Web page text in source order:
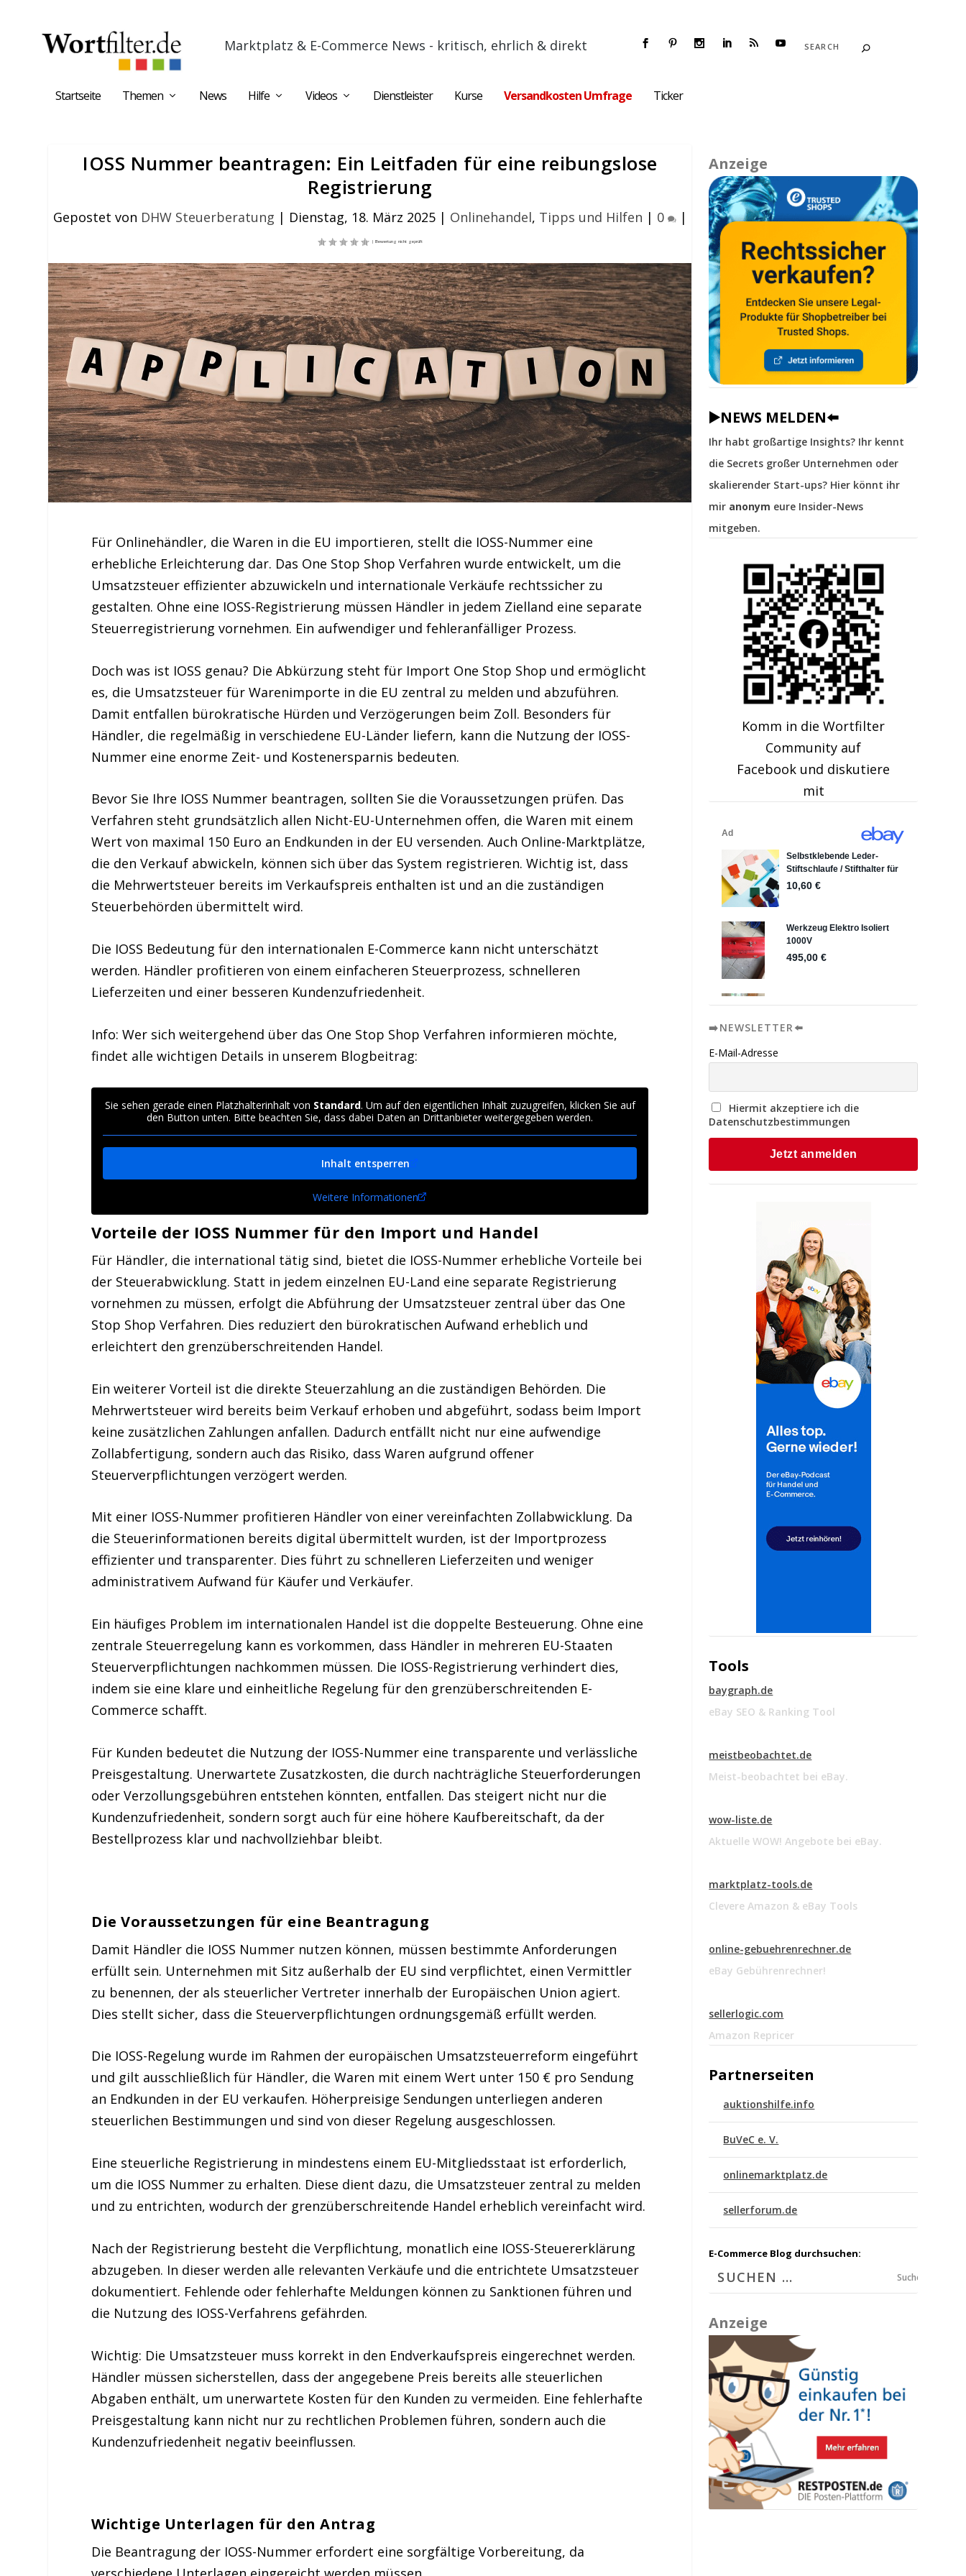
Marktplatz & E-Commerce News - kritisch, ehrlich & direkt
Startseite Themen News Hilfe Videos Dienstleister Kurse Versandkosten Umfrage Ticker
IOSS Nummer beantragen: Ein Leitfaden für eine reibungslose
Registrierung
Gepostet von DHW Steuerberatung | Dienstag, 18. März 2025| Onlinehandel, Tipps und Hilfen | 0 |
Für Onlinehändler, die Waren in die EU importieren, stellt die IOSS-Nummer eine
erhebliche Erleichterung dar. Das One Stop Shop Verfahren wurde entwickelt, um die
Umsatzsteuer effizienter abzuwickeln und internationale Verkäufe rechtssicher zu
gestalten. Ohne eine IOSS-Registrierung müssen Händler in jedem Zielland eine separate
Steuerregistrierung vornehmen. Ein aufwendiger und fehleranfälliger Prozess.
Doch was ist IOSS genau? Die Abkürzung steht für Import One Stop Shop und ermöglicht
es, die Umsatzsteuer für Warenimporte in die EU zentral zu melden und abzuführen.
Damit entfallen bürokratische Hürden und Verzögerungen beim Zoll. Besonders für
Händler, die regelmäßig in verschiedene EU-Länder liefern, kann die Nutzung der IOSS-
Nummer eine enorme Zeit- und Kostenersparnis bedeuten.
Bevor Sie Ihre IOSS Nummer beantragen, sollten Sie die Voraussetzungen prüfen. Das
Verfahren steht grundsätzlich allen Nicht-EU-Unternehmen offen, die Waren mit einem
Wert von maximal 150 Euro an Endkunden in der EU versenden. Auch Online-Marktplätze,
die den Verkauf abwickeln, können sich über das System registrieren. Wichtig ist, dass
die Mehrwertsteuer bereits im Verkaufspreis enthalten ist und an die zuständigen
Steuerbehörden übermittelt wird.
Die IOSS Bedeutung für den internationalen E-Commerce kann nicht unterschätzt
werden. Händler profitieren von einem einfacheren Steuerprozess, schnelleren
Lieferzeiten und einer besseren Kundenzufriedenheit.
Info: Wer sich weitergehend über das One Stop Shop Verfahren informieren möchte,
findet alle wichtigen Details in unserem Blogbeitrag:
Sie sehen gerade einen Platzhalterinhalt von Standard. Um auf den eigentlichen Inhalt zuzugreifen, klicken Sie auf
den Button unten. Bitte beachten Sie, dass dabei Daten an Drittanbieter weitergegeben werden.
Inhalt entsperren
Weitere Informationen
Vorteile der IOSS Nummer für den Import und Handel
Für Händler, die international tätig sind, bietet die IOSS-Nummer erhebliche Vorteile bei
der Steuerabwicklung. Statt in jedem einzelnen EU-Land eine separate Registrierung
vornehmen zu müssen, erfolgt dieAbführung der Umsatzsteuer zentral über das One
Stop Shop Verfahren. Dies reduziert den bürokratischen Aufwand erheblich und
erleichtert den grenzüberschreitenden Handel.
Ein weiterer Vorteil ist die direkte Steuerzahlung an die zuständigen Behörden. Die
Mehrwertsteuer wird bereits beim Verkauf erhoben und abgeführt, sodass beim Import
keine zusätzlichen Zahlungen anfallen. Dadurch entfällt nicht nur eine aufwendige
Zollabfertigung, sondern auch das Risiko, dass Waren aufgrund offener
Steuerverpflichtungen verzögert werden.
Mit einer IOSS-Nummer profitieren Händler von einer vereinfachten Zollabwicklung. Da
die Steuerinformationen bereits digital übermittelt wurden, ist der Importprozess
effizienter und transparenter. Dies führt zu schnelleren Lieferzeiten und weniger
administrativem Aufwand für Käufer und Verkäufer.
Ein häufiges Problem im internationalen Handel ist die doppelte Besteuerung. Ohne eine
zentrale Steuerregelung kann es vorkommen, dass Händler in mehreren EU-Staaten
Steuerverpflichtungen nachkommen müssen. Die IOSS-Registrierungverhindert dies,
indem sie eine klare und einheitliche Regelung für den grenzüberschreitenden E-
Commerce schafft.
Für Kunden bedeutet die Nutzung der IOSS-Nummer eine transparente und verlässliche
Preisgestaltung. Unerwartete Zusatzkosten, die durch nachträgliche Steuerforderungen
oder Verzollungsgebühren entstehen könnten, entfallen. Das steigert nicht nur die
Kundenzufriedenheit, sondern sorgt auch für eine höhere Kaufbereitschaft, da der
Bestellprozess klar und nachvollziehbar bleibt.
Die Voraussetzungen für eine Beantragung
Damit Händler die IOSS Nummer nutzen können, müssen bestimmte Anforderungen
erfüllt sein. Unternehmen mit Sitz außerhalb der EU sind verpflichtet, einenVermittler
zu benennen, der als steuerlicher Vertreter innerhalb der Europäischen Union agiert.
Dies stellt sicher, dass die Steuerverpflichtungen ordnungsgemäß erfüllt werden.
Die IOSS-Regelung wurde im Rahmen der europäischen Umsatzsteuerreform eingeführt
und gilt ausschließlich für Händler, die Waren mit einemWert unter 150 € pro Sendung
an Endkunden in der EU verkaufen. Höherpreisige Sendungen unterliegen anderen
steuerlichen Bestimmungen und sind von dieser Regelung ausgeschlossen.
Eine steuerliche Registrierung in mindestens einem EU-Mitgliedsstaat ist erforderlich,
um die IOSS Nummer zu erhalten. Diese dient dazu, die Umsatzsteuer zentral zu melden
und zu entrichten, wodurch der grenzüberschreitende Handel erheblich vereinfacht wird.
Nach der Registrierung besteht dieVerpflichtung, monatlich eine IOSS-Steuererklärung
abzugeben. In dieser werden alle relevanten Verkäufe und die entrichtete Umsatzsteuer
dokumentiert. Fehlende oder fehlerhafte Meldungen können zu Sanktionen führen und
die Nutzung des IOSS-Verfahrens gefährden.
Wichtig: Die Umsatzsteuer muss korrekt in den Endverkaufspreis eingerechnet werden.
Händler müssen sicherstellen, dass der angegebene Preis bereits alle steuerlichen
Abgaben enthält, um unerwartete Kosten für den Kunden zu vermeiden. Einefehlerhafte
Preisgestaltung kann nicht nur zu rechtlichen Problemen führen, sondern auch die
Kundenzufriedenheit negativ beeinflussen.
Wichtige Unterlagen für den Antrag
Die Beantragung der IOSS-Nummer erfordert eine sorgfältige Vorbereitung, da
Anzeige
▶️NEWS MELDEN⬅️
Ihr habt großartige Insights? Ihr kennt
die Secrets großer Unternehmen oder
skalierender Start-ups? Hier könnt ihr
mir anonym eure Insider-News
mitgeben.
Komm in die Wortfilter
Community auf
Facebook und diskutiere
mit
➡️NEWSLETTER⬅️
E-Mail-Adresse
Hiermit akzeptiere ich die
Datenschutzbestimmungen
Tools
baygraph.de
eBay SEO & Ranking Tool
meistbeobachtet.de
Meist-beobachtet bei eBay.
wow-liste.de
Aktuelle WOW! Angebote bei eBay.
marktplatz-tools.de
Clevere Amazon & eBay Tools
online-gebuehrenrechner.de
eBay Gebührenrechner!
sellerlogic.com
Amazon Repricer
Partnerseiten
auktionshilfe.info
BuVeC e. V.
onlinemarktplatz.de
sellerforum.de
E-Commerce Blog durchsuchen:
Suchen
Anzeige